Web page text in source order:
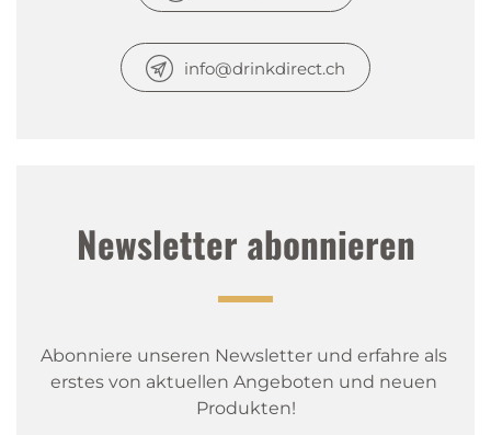
info@drinkdirect.ch
Newsletter abonnieren
Abonniere unseren Newsletter und erfahre als
erstes von aktuellen Angeboten und neuen
Produkten!